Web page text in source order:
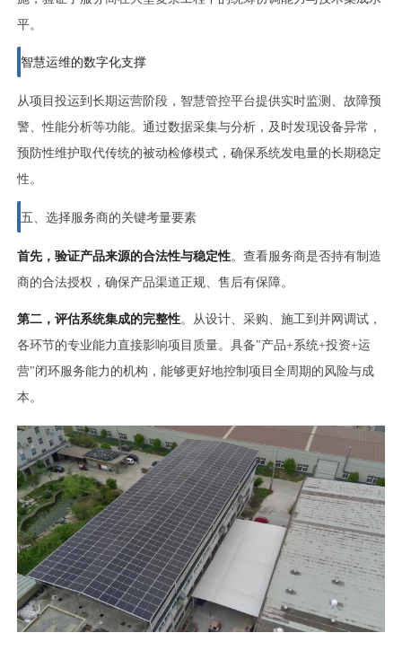
平。
智慧运维的数字化支撑
从项目投运到长期运营阶段，智慧管控平台提供实时监测、故障预
警、性能分析等功能。通过数据采集与分析，及时发现设备异常，
预防性维护取代传统的被动检修模式，确保系统发电量的长期稳定
性。
五、选择服务商的关键考量要素
首先，验证产品来源的合法性与稳定性。查看服务商是否持有制造
商的合法授权，确保产品渠道正规、售后有保障。
第二，评估系统集成的完整性。从设计、采购、施工到并网调试，
各环节的专业能力直接影响项目质量。具备"产品+系统+投资+运
营"闭环服务能力的机构，能够更好地控制项目全周期的风险与成
本。